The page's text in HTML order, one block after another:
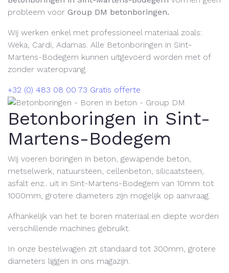
probleem voor Group DM betonboringen.
Wij werken enkel met professioneel materiaal zoals:
Weka, Cardi, Adamas. Alle Betonboringen in Sint-
Martens-Bodegem kunnen uitgevoerd worden met of
zonder wateropvang.
+32 (0) 483 08 00 73 Gratis offerte
Betonboringen in Sint-
Martens-Bodegem
Wij voeren boringen in beton, gewapende beton,
metselwerk, natuursteen, cellenbeton, silicaatsteen,
asfalt enz.. uit in Sint-Martens-Bodegem van 10mm tot
1000mm, grotere diameters zijn mogelijk op aanvraag.
Afhankelijk van het te boren materiaal en diepte worden
verschillende machines gebruikt.
In onze bestelwagen zit standaard tot 300mm, grotere
diameters liggen in ons magazijn.